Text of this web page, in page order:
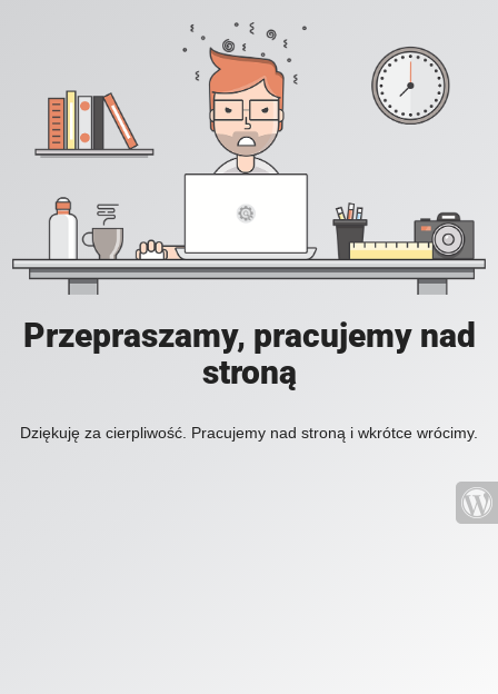
Przepraszamy, pracujemy nad
stroną
Dziękuję za cierpliwość. Pracujemy nad stroną i wkrótce wrócimy.